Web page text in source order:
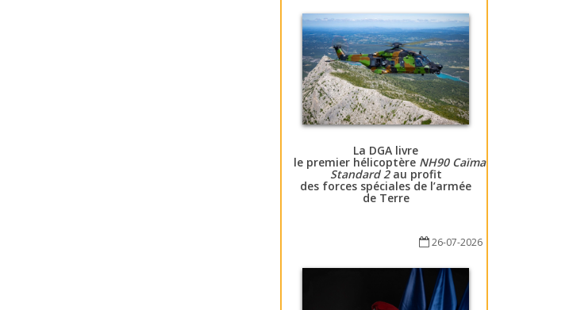
La DGA livre
le premier hélicoptère NH90 Caïman
Standard 2au profit
des forces spéciales de l’armée
de Terre
26-07-2026